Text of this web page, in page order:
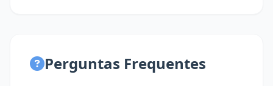
Perguntas Frequentes